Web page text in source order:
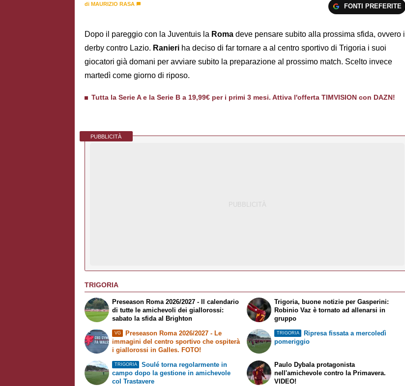
di MAURIZIO RASA FONTI PREFERITE
Dopo il pareggio con la Juventuis la Roma deve pensare subito alla prossima sfida, ovvero il
derby contro Lazio. Ranieri ha deciso di far tornare a al centro sportivo di Trigoria i suoi
giocatori già domani per avviare subito la preparazione al prossimo match. Scelto invece
martedì come giorno di riposo.
Tutta la Serie A e la Serie B a 19,99€ per i primi 3 mesi. Attiva l'offerta TIMVISION con DAZN!
PUBBLICITÀ
TRIGORIA
Preseason Roma 2026/2027 - Il calendario
di tutte le amichevoli dei giallorossi:
sabato la sfida al Brighton
VG
Preseason Roma 2026/2027 - Le
immagini del centro sportivo che ospiterà
i giallorossi in Galles. FOTO!
Trigoria, buone notizie per Gasperini:
Robinio Vaz è tornato ad allenarsi in
gruppo
TRIGORIA
Ripresa fissata a mercoledì
pomeriggio
TRIGORIA
Soulé torna regolarmente in
campo dopo la gestione in amichevole
col Trastavere
Paulo Dybala protagonista
nell'amichevole contro la Primavera.
VIDEO!